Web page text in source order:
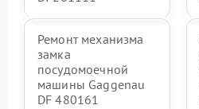
Ремонт механизма
замка
посудомоечной
машины Gaggenau
DF 480161